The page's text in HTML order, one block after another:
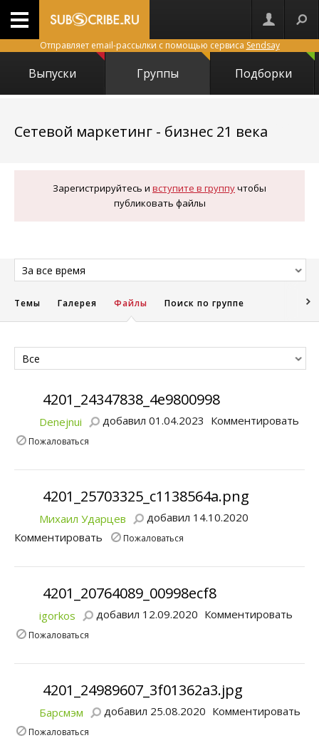
Отправляет email-рассылки с помощью сервиса Sendsay
Выпуски Группы Подборки
Сетевой маркетинг - бизнес 21 века
Зарегистрируйтесь и вступите в группучтобы
публиковать файлы
За все время
Темы Галерея Файлы Поиск по группе
Все
4201_24347838_4e9800998
Denejnui добавил 01.04.2023 Комментировать
Пожаловаться
4201_25703325_c1138564a.png
Михаил Ударцев
добавил 14.10.2020
Комментировать
Пожаловаться
4201_20764089_00998ecf8
igorkos добавил 12.09.2020 Комментировать
Пожаловаться
4201_24989607_3f01362a3.jpg
Барсмэм добавил 25.08.2020 Комментировать
Пожаловаться